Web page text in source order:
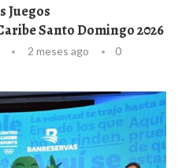
Juegos
Santo Domingo 2026
2 meses ago
0